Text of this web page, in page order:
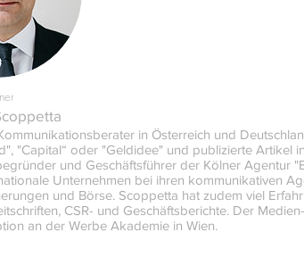
in Österreich und
"Capital“ oder "Geldidee" und publizierte Artikel
und Geschäftsführer der Kölner Agentur
Unternehmen bei ihren kommunikativen
und Börse. Scoppetta hat zudem viel
CSR- und Geschäftsberichte. Der
an der Werbe Akademie in Wien.